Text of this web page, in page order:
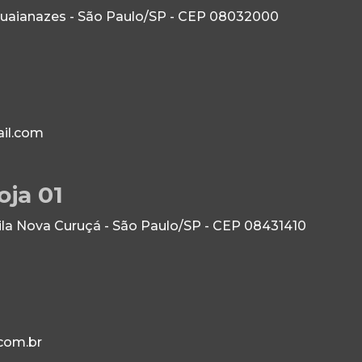
- São Paulo/SP - CEP 08032000
01
Nova Curuçá - São Paulo/SP - CEP 08431410